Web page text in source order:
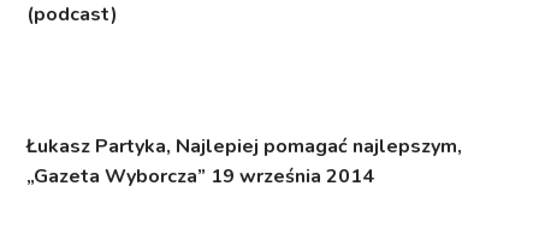
(podcast)
Łukasz Partyka, Najlepiej pomagać najlepszym,
„Gazeta Wyborcza” 19 września 2014